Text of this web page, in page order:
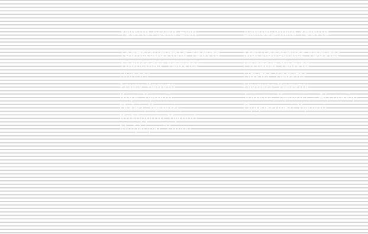
Διακοσμητικά Υφαντά
Μαξιλαροθήκες Υφαντές
Ριχτάρια Υφαντά
Πάντες Υφαντές
Πίνακες Υφαντοί
Τσάντες Υφαντές - Αξεσουάρ
Θρησκευτικά Υφαντά
Υφαντά Λευκά Είδη
Τραπεζομάντηλα Υφαντά
Τραβέρσες Υφαντές
Runner
Σεμέν Υφαντά
Καρέ Υφαντά
Ποδιές Υφαντές
Καλύμματα Υφαντά
Μαξιλάρια Ύπνου